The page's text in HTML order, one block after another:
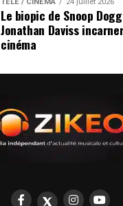
TÉLÉ / CINÉMA 24 juillet 2026
Le biopic de Snoop
Jonathan Daviss
cinéma